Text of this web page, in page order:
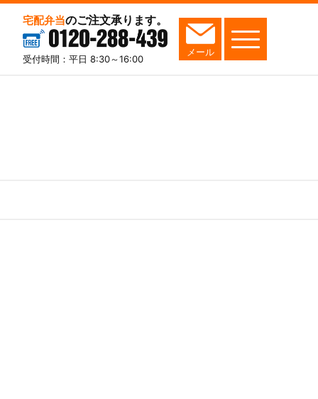
宅配弁当のご注文承ります。
0120-288-439
受付時間：平日 8:30～16:00
メール